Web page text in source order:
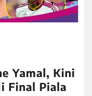
Yamal, Kini
Final Piala